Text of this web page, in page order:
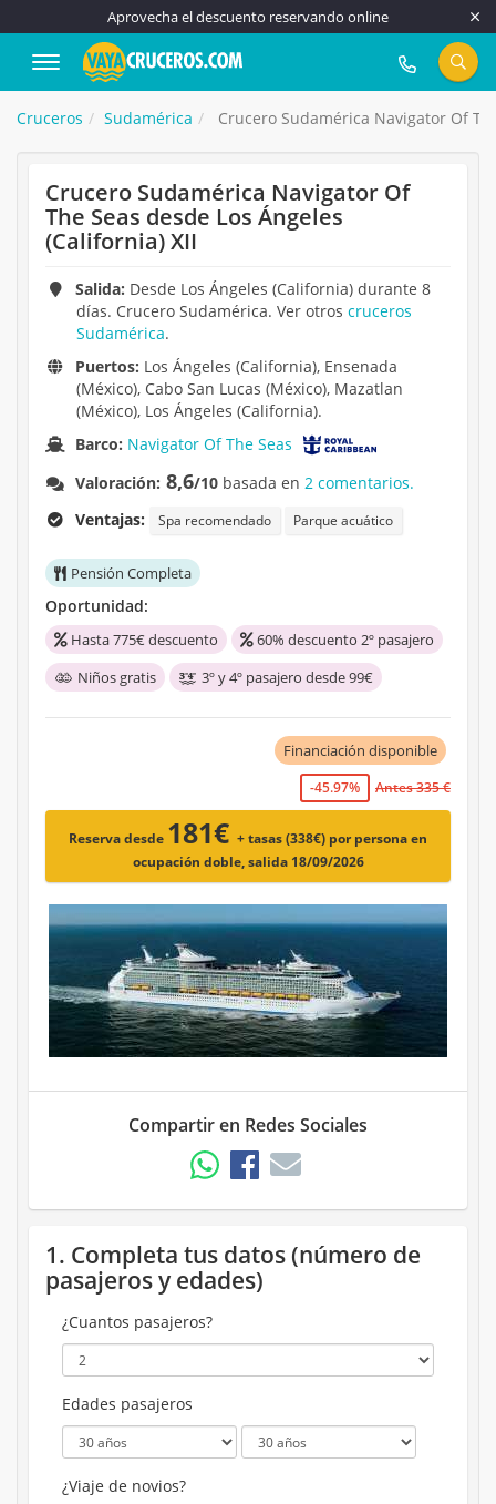
Aprovecha el descuento reservando online
917 815 555
Cruceros Sudamérica Crucero Sudamérica Navigator Of
Crucero Sudamérica Navigator Of
The Seas desde Los Ángeles
(California) XII
Salida: Desde Los Ángeles (California) durante 8
días. Crucero Sudamérica. Ver otros cruceros
Sudamérica.
Puertos: Los Ángeles (California), Ensenada
(México), Cabo San Lucas (México), Mazatlan
(México), Los Ángeles (California).
Barco: Navigator Of The Seas
Valoración: 8,6/10 basada en2 comentarios.
Ventajas:
Spa recomendado Parque acuático
Pensión Completa
Oportunidad:
Hasta 775€ descuento
60% descuento 2º pasajero
Niños gratis
3º y 4º pasajero desde 99€
Financiación disponible
-45.97% Antes 335 €
Reserva desde 181€ + tasas (338€) por persona en
ocupación doble, salida 18/09/2026
Compartir en Redes Sociales
1. Completa tus datos (número de
pasajeros y edades)
¿Cuantos pasajeros?
Edades pasajeros
¿Viaje de novios?